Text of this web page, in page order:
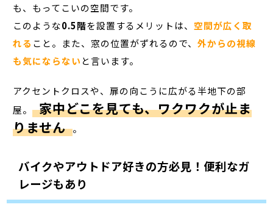
も、もってこいの空間です。
このような0.5階を設置するメリットは、空間が広く取
れる こと。また、窓の位置がずれるので、外からの視線
も気にならない と言います。
アクセントクロスや、扉の向こうに広がる半地下の部
屋。 家中どこを見ても、ワクワクが止ま
りません 。
バイクやアウトドア好きの方必見！便利なガ
レージもあり